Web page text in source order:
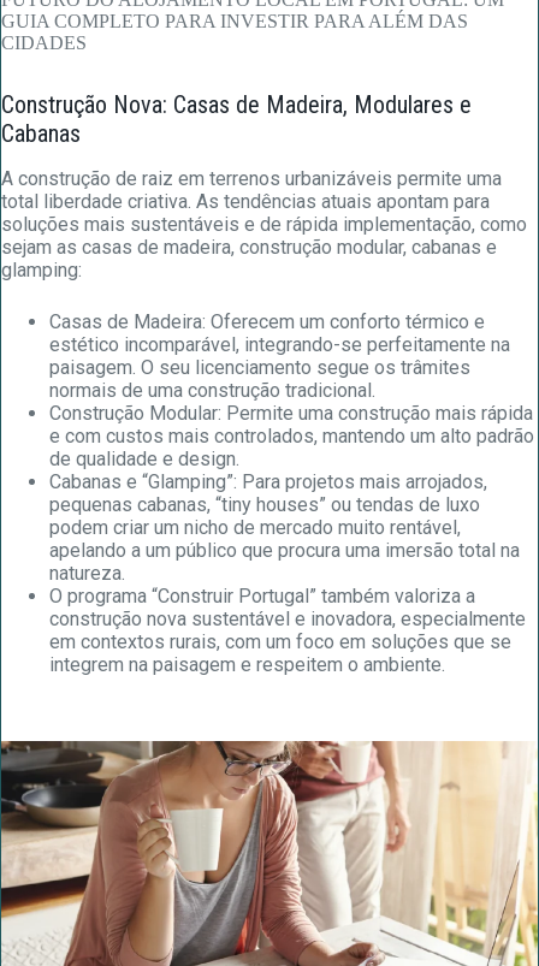
Construção Nova: Casas de Madeira, Modulares e
Cabanas
A construção de raiz em terrenos urbanizáveis permite uma
total liberdade criativa. As tendências atuais apontam para
soluções mais sustentáveis e de rápida implementação, como
sejam as casas de madeira, construção modular, cabanas e
glamping:
Casas de Madeira: Oferecem um conforto térmico e
estético incomparável, integrando-se perfeitamente na
paisagem. O seu licenciamento segue os trâmites
normais de uma construção tradicional.
Construção Modular: Permite uma construção mais rápida
e com custos mais controlados, mantendo um alto padrão
de qualidade e design.
Cabanas e “Glamping”: Para projetos mais arrojados,
pequenas cabanas, “tiny houses” ou tendas de luxo
podem criar um nicho de mercado muito rentável,
apelando a um público que procura uma imersão total na
natureza.
O programa “Construir Portugal” também valoriza a
construção nova sustentável e inovadora, especialmente
em contextos rurais, com um foco em soluções que se
integrem na paisagem e respeitem o ambiente.